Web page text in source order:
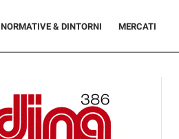
NORMATIVE & DINTORNI MERCATI